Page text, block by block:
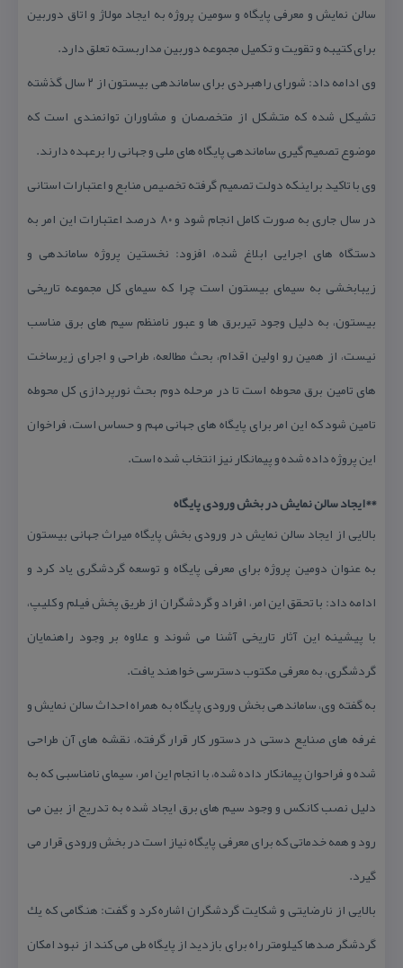
سالن نمایش و معرفی پایگاه و سومین پروژه به ایجاد مولاژ و اتاق دوربین
برای كتیبه و تقویت و تكمیل مجموعه دوربین مداربسته تعلق دارد.
وی ادامه داد: شورای راهبردی برای ساماندهی بیستون از ۲ سال گذشته
تشیكل شده كه متشكل از متخصصان و مشاوران توانمندی است كه
موضوع تصمیم گیری ساماندهی پایگاه های ملی و جهانی را برعهده دارند.
وی با تاكید براینكه دولت تصمیم گرفته تخصیص منابع و اعتبارات استانی
در سال جاری به صورت كامل انجام شود و ۸۰ درصد اعتبارات این امر به
دستگاه های اجرایی ابلاغ شده، افزود: نخستین پروژه ساماندهی و
زیبابخشی به سیمای بیستون است چرا كه سیمای كل مجموعه تاریخی
بیستون، به دلیل وجود تیربرق ها و عبور نامنظم سیم های برق مناسب
نیست، از همین رو اولین اقدام، بحث مطالعه، طراحی و اجرای زیرساخت
های تامین برق محوطه است تا در مرحله دوم بحث نورپردازی كل محوطه
تامین شود كه این امر برای پایگاه های جهانی مهم و حساس است، فراخوان
این پروژه داده شده و پیمانكار نیز انتخاب شده است.
**ایجاد سالن نمایش در بخش ورودی پایگاه
بالایی از ایجاد سالن نمایش در ورودی بخش پایگاه میراث جهانی بیستون
به عنوان دومین پروژه برای معرفی پایگاه و توسعه گردشگری یاد كرد و
ادامه داد: با تحقق این امر، افراد و گردشگران از طریق پخش فیلم و كلیپ،
با پیشینه این آثار تاریخی آشنا می شوند و علاوه بر وجود راهنمایان
گردشگری، به معرفی مكتوب دسترسی خواهند یافت.
به گفته وی، ساماندهی بخش ورودی پایگاه به همراه احداث سالن نمایش و
غرفه های صنایع دستی در دستور كار قرار گرفته، نقشه های آن طراحی
شده و فراحوان پیمانكار داده شده، با انجام این امر، سیمای نامناسبی كه به
دلیل نصب كانكس و وجود سیم های برق ایجاد شده به تدریج از بین می
رود و همه خدماتی كه برای معرفی پایگاه نیاز است در بخش ورودی قرار می
گیرد.
بالایی از نارضایتی و شكایت گردشگران اشاره كرد و گفت: هنگامی كه یك
گردشگر صدها كیلومتر راه برای بازدید از پایگاه طی می كند از نبود امكان